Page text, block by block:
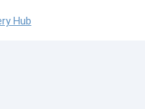
Hub